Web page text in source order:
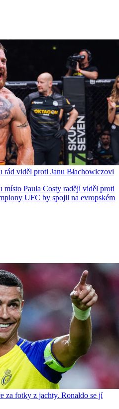
viděl proti Janu Błachowiczovi
Paula Costy raději viděl proti
UFC by spojil na evropském
za fotky z jachty. Ronaldo se jí